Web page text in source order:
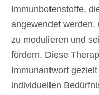
Immunbotenstoffe,
angewendet
zu modulieren und
fördern. Diese
Immunantwort
individuellen